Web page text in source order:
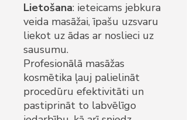
Lietošana: ieteicams jebkura
veida masāžai, īpašu uzsvaru
liekot uz ādas ar noslieci uz
sausumu.
Profesionālā masāžas
kosmētika ļauj palielināt
procedūru efektivitāti un
pastiprināt to labvēlīgo